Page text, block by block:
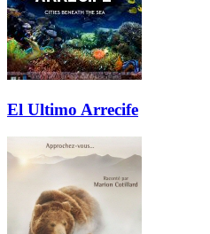
El Ultimo Arrecife